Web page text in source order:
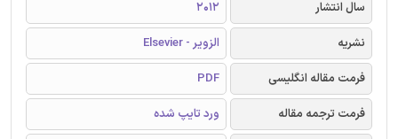
سال انتشار
2012
نشریه
الزویر - Elsevier
فرمت مقاله انگلیسی
PDF
فرمت ترجمه مقاله
ورد تایپ شده